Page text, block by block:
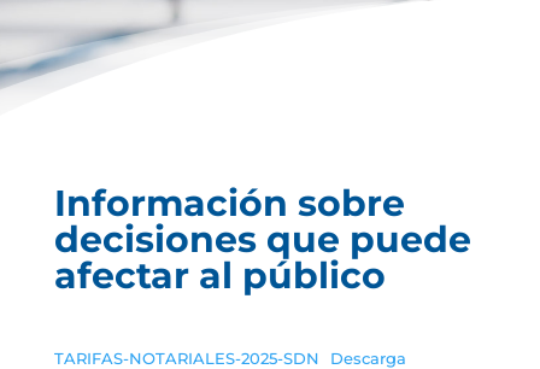
Información sobre
decisiones que puede
afectar al público
TARIFAS-NOTARIALES-2025-SDN Descarga